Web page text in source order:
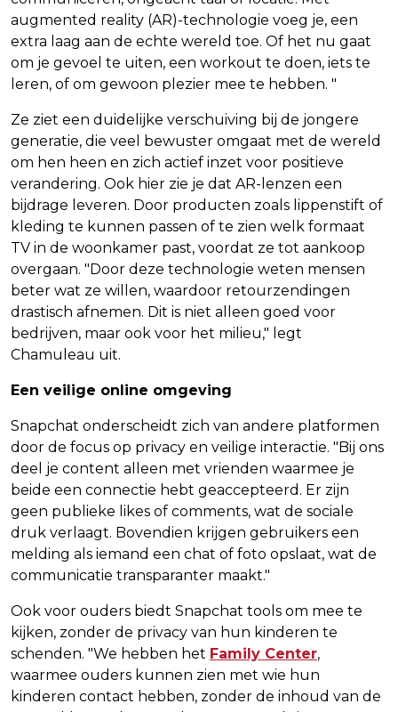
augmented reality (AR)-technologie voeg je, een
extra laag aan de echte wereld toe. Of het nu gaat
om je gevoel te uiten, een workout te doen, iets te
leren, of om gewoon plezier mee te hebben. "
Ze ziet een duidelijke verschuiving bij de jongere
generatie, die veel bewuster omgaat met de wereld
om hen heen en zich actief inzet voor positieve
verandering. Ook hier zie je dat AR-lenzen een
bijdrage leveren. Door producten zoals lippenstift of
kleding te kunnen passen of te zien welk formaat
TV in de woonkamer past, voordat ze tot aankoop
overgaan. "Door deze technologie weten mensen
beter wat ze willen, waardoor retourzendingen
drastisch afnemen. Dit is niet alleen goed voor
bedrijven, maar ook voor het milieu," legt
Chamuleau uit.
Een veilige online omgeving
Snapchat onderscheidt zich van andere platformen
door de focus op privacy en veilige interactie. "Bij ons
deel je content alleen met vrienden waarmee je
beide een connectie hebt geaccepteerd. Er zijn
geen publieke likes of comments, wat de sociale
druk verlaagt. Bovendien krijgen gebruikers een
melding als iemand een chat of foto opslaat, wat de
communicatie transparanter maakt."
Ook voor ouders biedt Snapchat tools om mee te
kijken, zonder de privacy van hun kinderen te
schenden. "We hebben het Family Center,
waarmee ouders kunnen zien met wie hun
kinderen contact hebben, zonder de inhoud van de